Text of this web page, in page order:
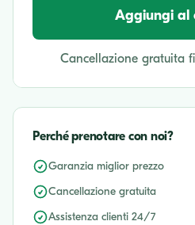
Aggiungi al
Cancellazione gratuita
Perché prenotare con noi?
Garanzia miglior prezzo
Cancellazione gratuita
Assistenza clienti 24/7